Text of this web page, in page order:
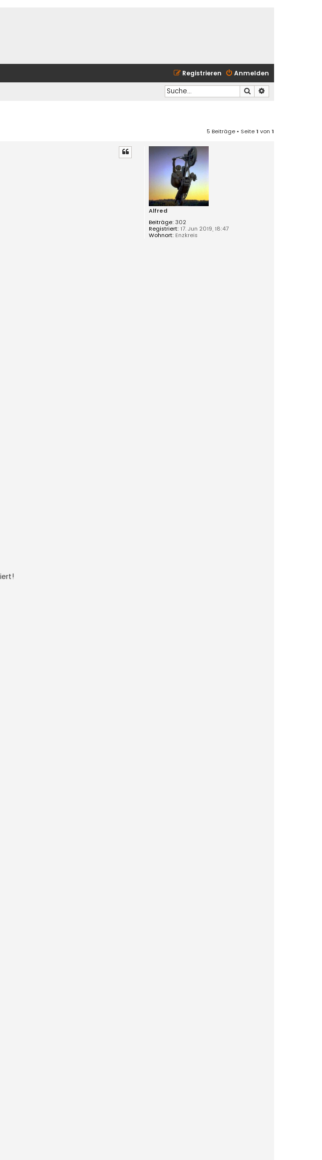
Anmelden
Registrieren
Suche
5 Beiträge • Seite1 von 1
Alfred
Beiträge: 302
Registriert: 17. Jun 2019, 18:47
Wohnort: Enzkreis